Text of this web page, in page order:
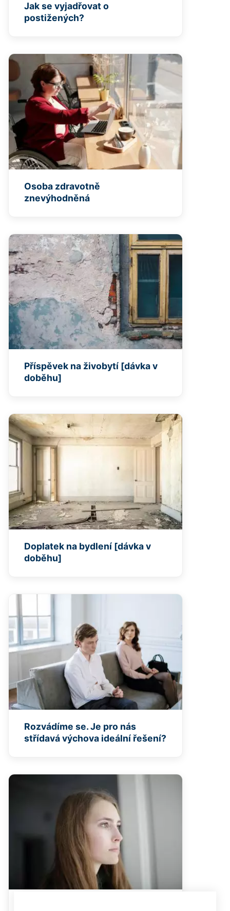
Jak se vyjadřovat o
postižených?
Osoba zdravotně
znevýhodněná
Příspěvek na živobytí [dávka v
doběhu]
Doplatek na bydlení [dávka v
doběhu]
Rozvádíme se. Je pro nás
střídavá výchova ideální řešení?